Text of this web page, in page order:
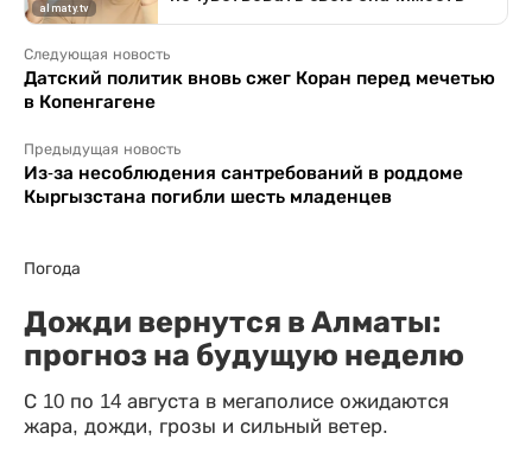
Следующая новость
Датский политик вновь сжег Коран перед мечетью
в Копенгагене
Предыдущая новость
Из-за несоблюдения сантребований в роддоме
Кыргызстана погибли шесть младенцев
Погода
Дожди вернутся в Алматы:
прогноз на будущую неделю
С 10 по 14 августа в мегаполисе ожидаются
жара, дожди, грозы и сильный ветер.